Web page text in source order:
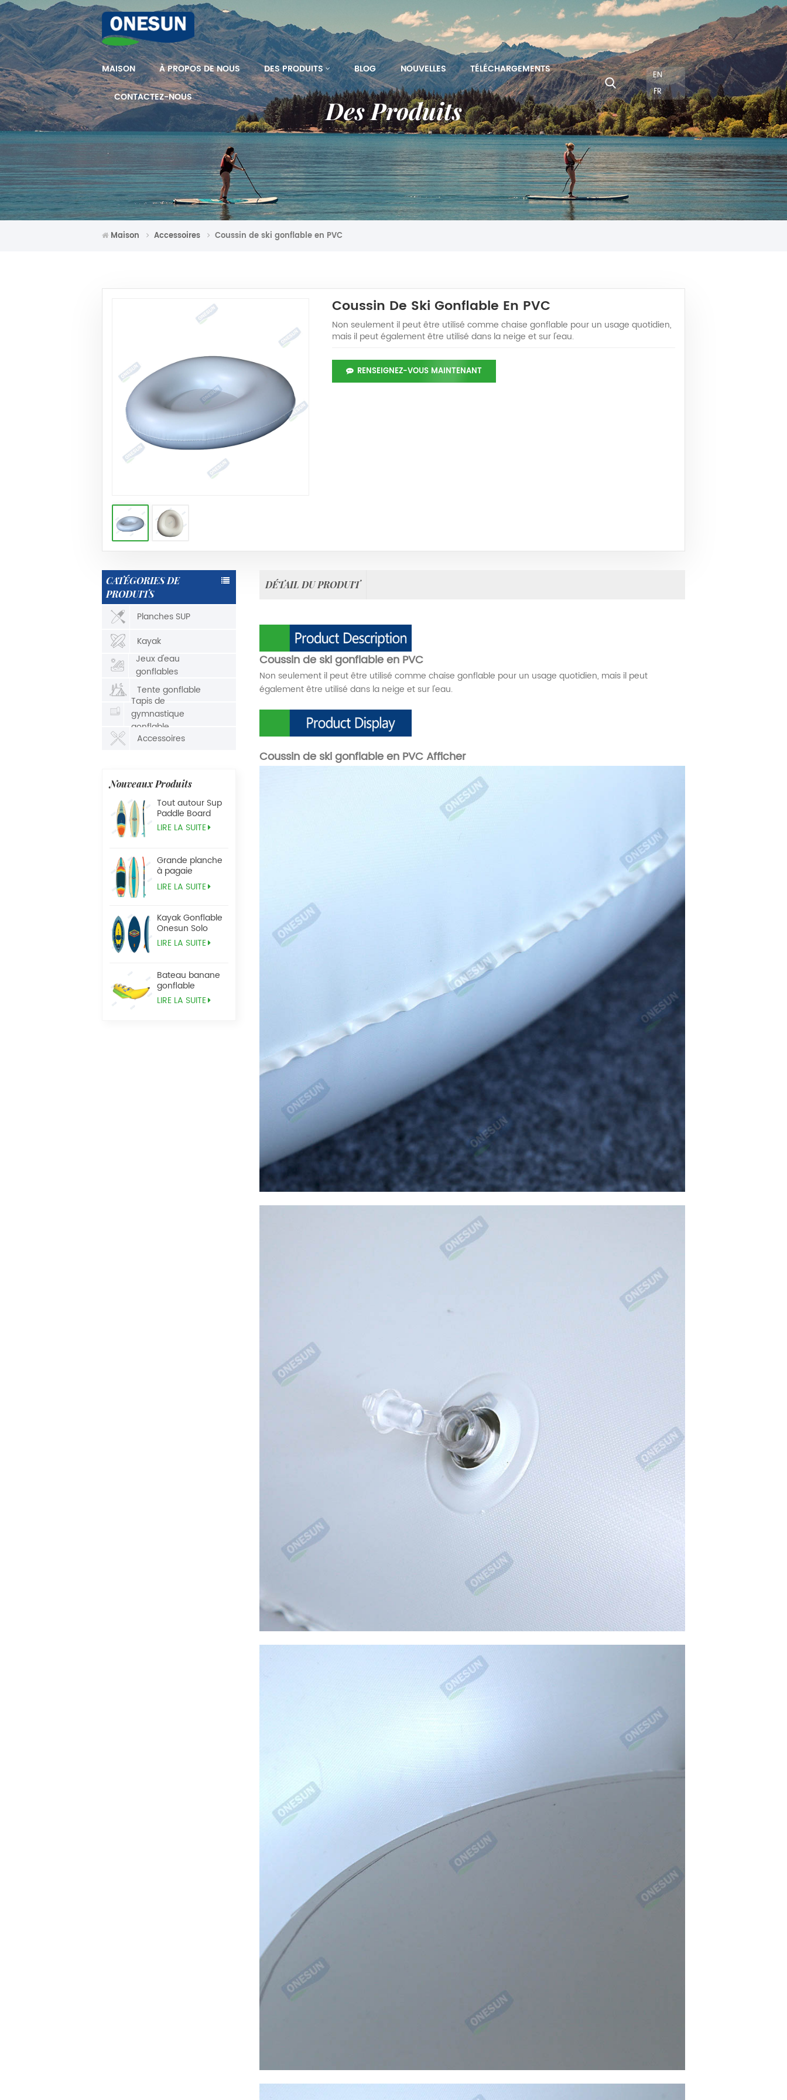
MAISON À PROPOS DE NOUS DES PRODUITS BLOG NOUVELLES TÉLÉCHARGEMENTS
CONTACTEZ-NOUS
EN
FR
Des Produits
Maison Accessoires Coussin de ski gonflable en PVC
Coussin De Ski Gonflable En PVC
Non seulement il peut être utilisé comme chaise gonflable pour un usage quotidien,
mais il peut également être utilisé dans la neige et sur l'eau.
RENSEIGNEZ-VOUS MAINTENANT
CATÉGORIES DE
PRODUITS
Planches SUP
Kayak
Jeux d'eau
gonflables
Tente gonflable
Tapis de
gymnastique
gonflable
Accessoires
Nouveaux Produits
Tout autour Sup
Paddle Board
LIRE LA SUITE
Grande planche
à pagaie
Tandem Sup
LIRE LA SUITE
Kayak Gonflable
Onesun Solo
LIRE LA SUITE
Bateau banane
gonflable
LIRE LA SUITE
DÉTAIL DU PRODUIT
Coussin de ski gonflable en PVC
Non seulement il peut être utilisé comme chaise gonflable pour un usage quotidien, mais il peut
également être utilisé dans la neige et sur l'eau.
Coussin de ski gonflable en PVCAfficher